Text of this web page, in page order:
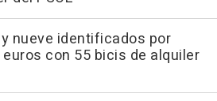
nueve identificados por
con 55 bicis de alquiler